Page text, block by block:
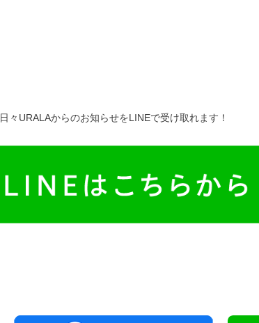
日々URALAからのお知らせをLINEで受け取れます！